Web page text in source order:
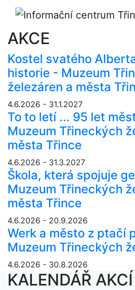
AKCE
Kostel svatého
historie - Muzeum
železáren a města
4.6.2026 - 31.1.2027
To to letí ... 95 let
Muzeum Třineckých
města Třince
4.6.2026 - 31.3.2027
Škola, která spojuje
Muzeum Třineckých
města Třince
4.6.2026 - 20.9.2026
Werk a město z ptačí
Muzeum Třineckých
4.6.2026 - 30.8.2026
KALENDÁŘ AKCÍ